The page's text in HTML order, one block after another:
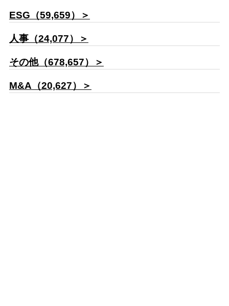
ESG（59,659）＞
人事（24,077）＞
その他（678,657）＞
M&A（20,627）＞